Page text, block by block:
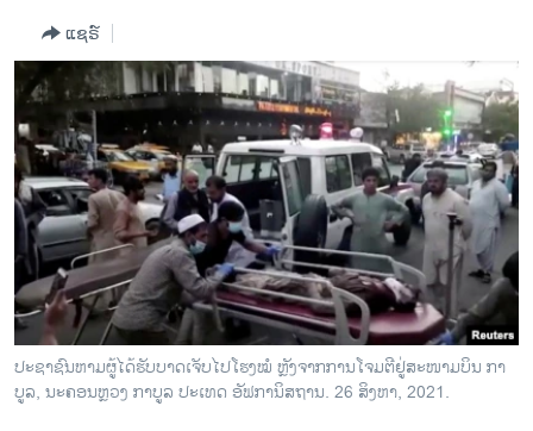
ອິດສະຫຼະພາບດ້ານການຂ່າວ
ຊີວິດຊາວລາວ
ຊຸມຊົນຊາວລາວ
ວິທະຍາສາດ-ເທັກໂນໂລຈີ
ທຸລະກິດ
ພາສາອັງກິດ
ວີດີໂອ
ສຽງ
ແຊຣ໌
ປະຊາຊົນຫາມຜູ້ໄດ້ຮັບບາດເຈັບໄປໂຮງໝໍ ຫຼັງຈາກການໂຈມຕີຢູ່ສະໜາມບິນ ກາ
ບູລ, ນະຄອນຫຼວງ ກາບູລ ປະເທດ ອັຟການິສຖານ. 26 ສິງຫາ, 2021.